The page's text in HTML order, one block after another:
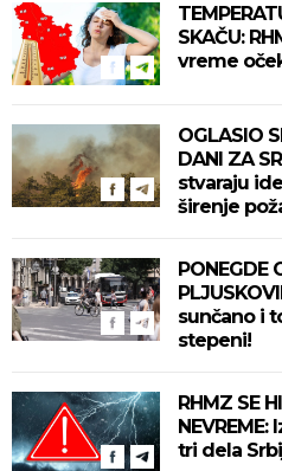
SKAČU:
vreme
OGLASIO
DANI ZA
stvaraju
širenje
PONEGDE
sunčano i
stepeni!
RHMZ SE
tri dela